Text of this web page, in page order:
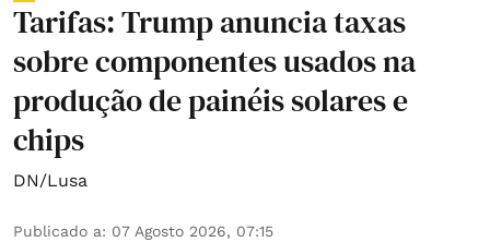
Tarifas: Trump anuncia taxas
sobre componentes usados na
produção de painéis solares e
chips
DN/Lusa
Publicado a: 07 Agosto 2026, 07:15